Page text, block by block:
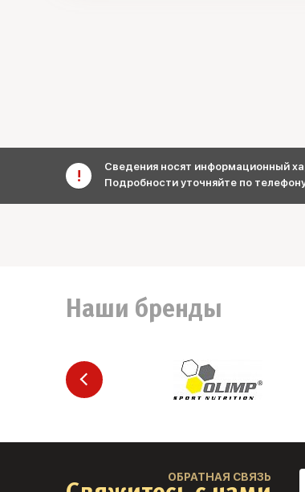
Сведения носят информационный
Подробности уточняйте по
Наши бренды
ОБРАТНАЯ СВЯЗЬ